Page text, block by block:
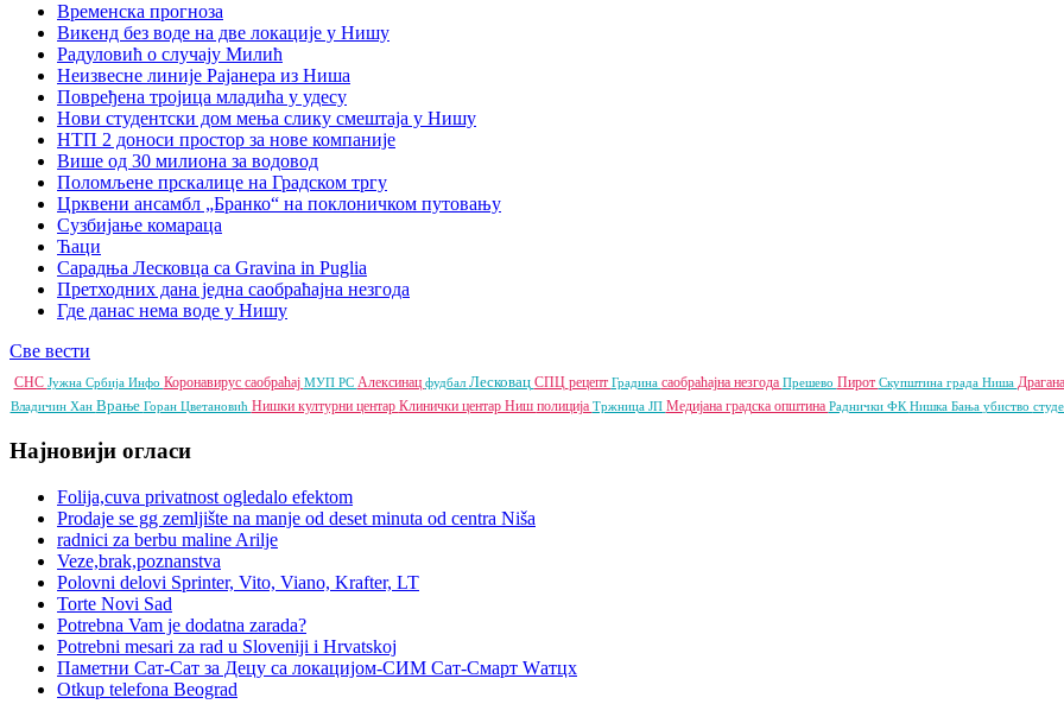
Временска прогноза
Викенд без воде на две локације у Нишу
Радуловић о случају Милић
Неизвесне линије Рајанера из Ниша
Повређена тројица младића у удесу
Нови студентски дом мења слику смештаја у Нишу
НТП 2 доноси простор за нове компаније
Више од 30 милиона за водовод
Поломљене прскалице на Градском тргу
Црквени ансамбл „Бранко“ на поклоничком путовању
Сузбијање комараца
Ћаци
Сарадња Лесковца са Gravina in Puglia
Претходних дана једна саобраћајна незгода
Где данас нема воде у Нишу
Све вести
СНС Јужна Србија Инфо Коронавирус саобраћај МУП РС Алексинац фудбал Лесковац СПЦ рецепт Градина саобраћајна незгода Прешево Пирот Скупштина града Ниша
Владичин Хан Врање Горан Цветановић Нишки културни центар Клинички центар Ниш полиција Тржница ЈП Медијана градска општина Раднички ФК Нишка Бања убиство
Најновији огласи
Folija,cuva privatnost ogledalo efektom
Prodaje se gg zemljište na manje od deset minuta od centra Niša
radnici za berbu maline Arilje
Veze,brak,poznanstva
Polovni delovi Sprinter, Vito, Viano, Krafter, LT
Torte Novi Sad
Potrebna Vam je dodatna zarada?
Potrebni mesari za rad u Sloveniji i Hrvatskoj
Паметни Сат-Сат за Децу са локацијом-СИМ Сат-Смарт Wатцх
Otkup telefona Beograd